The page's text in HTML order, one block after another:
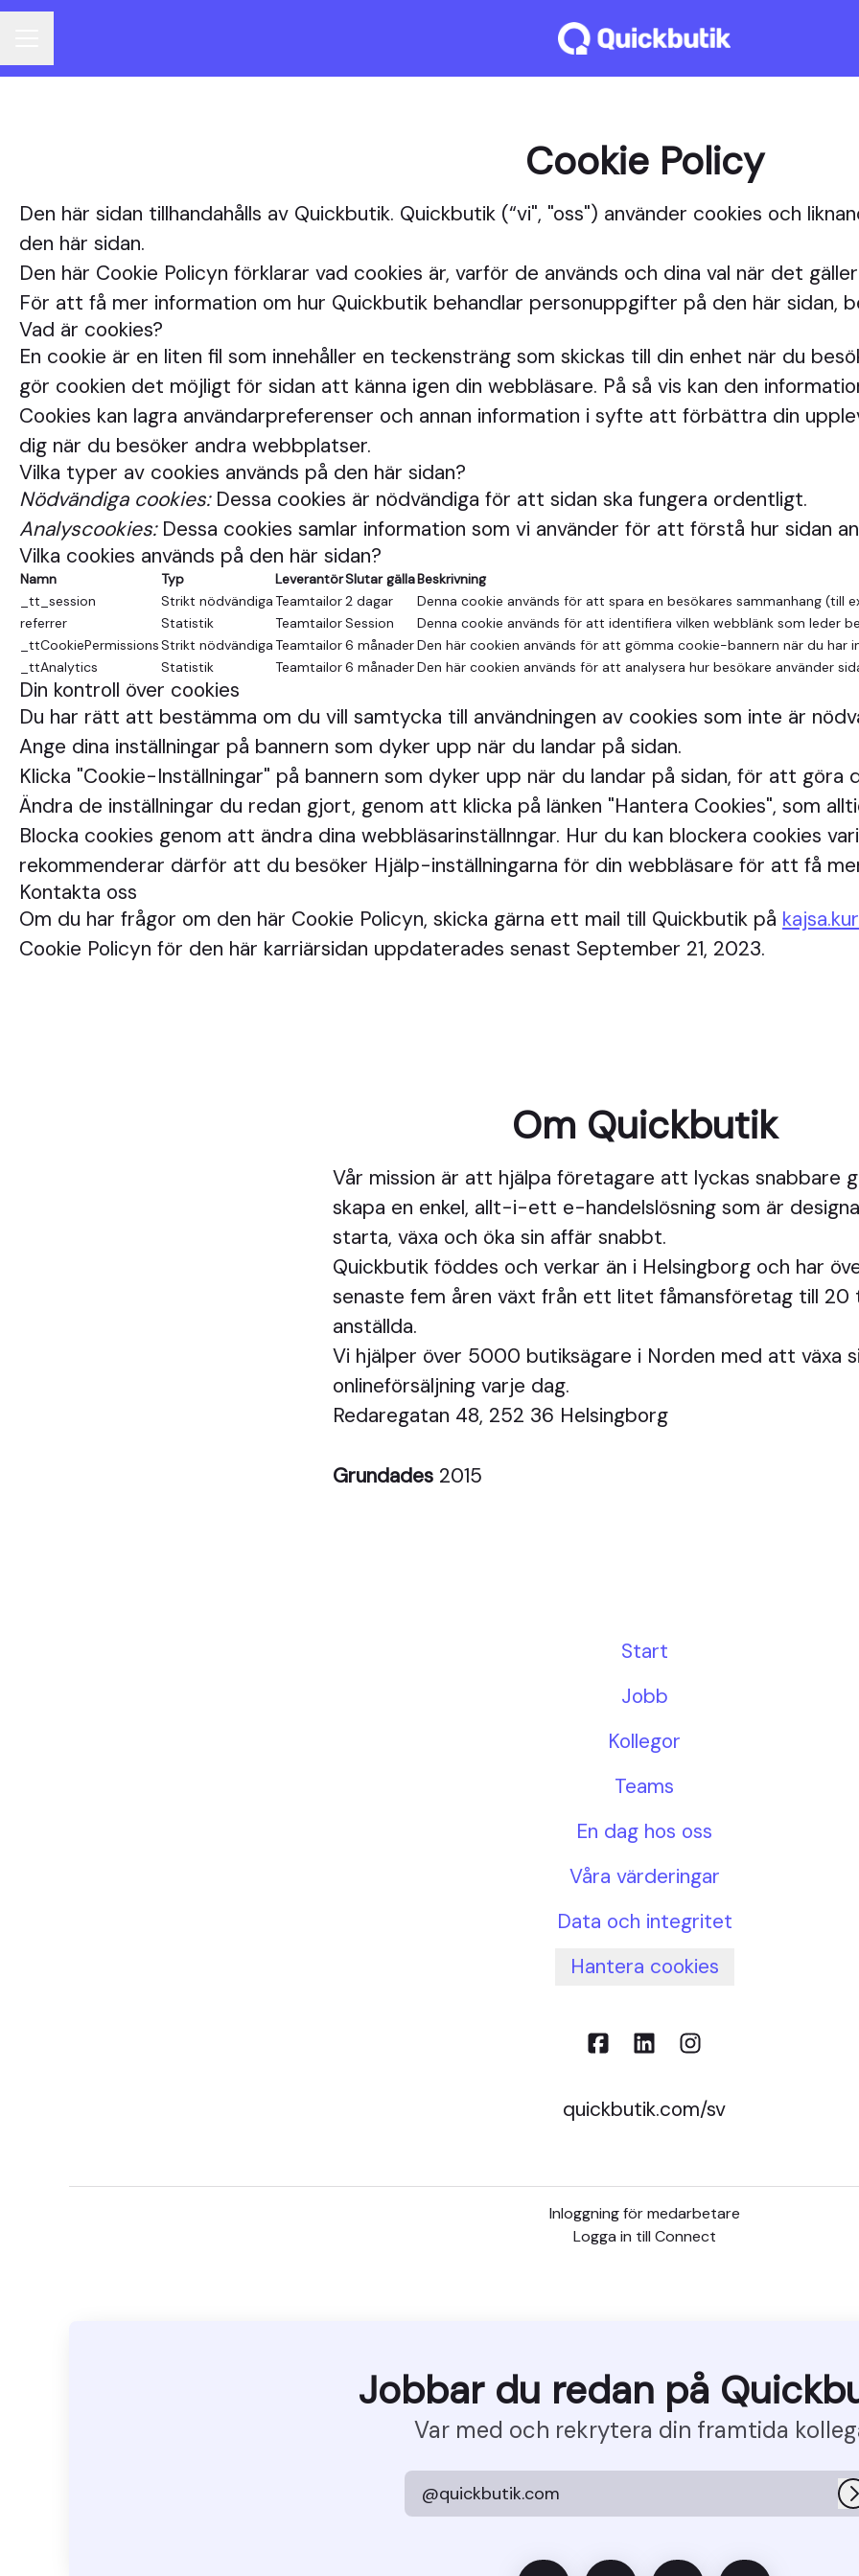
Cookie Policy
Den här sidan tillhandahålls av Quickbutik. Quickbutik (“vi", "oss") använder cookies och
den här sidan.
Den här Cookie Policyn förklarar vad cookies är, varför de används och dina val när det
För att få mer information om hur Quickbutik behandlar personuppgifter på den här sidan,
Vad är cookies?
En cookie är en liten fil som innehåller en teckensträng som skickas till din enhet när du
gör cookien det möjligt för sidan att känna igen din webbläsare. På så vis kan den
Cookies kan lagra användarpreferenser och annan information i syfte att förbättra din
dig när du besöker andra webbplatser.
Vilka typer av cookies används på den här sidan?
Nödvändiga cookies:Dessa cookies är nödvändiga för att sidan ska fungera ordentligt.
Analyscookies:Dessa cookies samlar information som vi använder för att förstå hur sidan
Vilka cookies används på den här sidan?
Namn Typ LeverantörSlutar gällaBeskrivning
_tt_session
Strikt nödvändigaTeamtailor2 dagar
Denna cookie används för att spara en besökares sammanhang (till
referrer
Statistik TeamtailorSession
Denna cookie används för att identifiera vilken webblänk som leder
_ttCookiePermissionsStrikt nödvändigaTeamtailor6 månaderDen här cookien används för att gömma cookie-bannern när du har
_ttAnalytics
Statistik Teamtailor6 månaderDen här cookien används för att analysera hur besökare använder
Din kontroll över cookies
Du har rätt att bestämma om du vill samtycka till användningen av cookies som inte är
Ange dina inställningar på bannern som dyker upp när du landar på sidan.
Klicka "Cookie-Inställningar" på bannern som dyker upp när du landar på sidan, för att göra
Ändra de inställningar du redan gjort, genom att klicka på länken "Hantera Cookies", som
Blocka cookies genom att ändra dina webbläsarinställnngar. Hur du kan blockera cookies
rekommenderar därför att du besöker Hjälp-inställningarna för din webbläsare för att få
Kontakta oss
Om du har frågor om den här Cookie Policyn, skicka gärna ett mail till Quickbutik på
Cookie Policyn för den här karriärsidan uppdaterades senast September 21, 2023.
Om Quickbutik
Vår mission är att hjälpa företagare att lyckas snabbare
skapa en enkel, allt-i-ett e-handelslösning som är
starta, växa och öka sin affär snabbt.
Quickbutik föddes och verkar än i Helsingborg och har
senaste fem åren växt från ett litet fåmansföretag till 20
anställda.
Vi hjälper över 5000 butiksägare i Norden med att växa
onlineförsäljning varje dag.
Redaregatan 48, 252 36 Helsingborg
Grundades 2015
Start
Jobb
Kollegor
Teams
En dag hos oss
Våra värderingar
Data och integritet
Hantera cookies
quickbutik.com/sv
Inloggning för medarbetare
Logga in till Connect
Jobbar du redan på
Var med och rekrytera din framtida
@quickbutik.com